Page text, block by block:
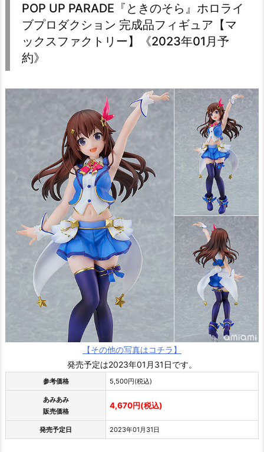
POP UP PARADE『ときのそら』ホロライ
ブプロダクション 完成品フィギュア【マ
ックスファクトリー】《2023年01月予
約》
【その他の写真はコチラ】
発売予定は2023年01月31日です。
参考価格 5,500円(税込)
あみあみ
販売価格
4,670円(税込)
発売予定日 2023年01月31日